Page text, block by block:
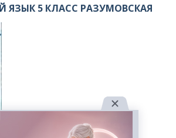
ЯЗЫК 5 КЛАСС РАЗУМОВСКАЯ